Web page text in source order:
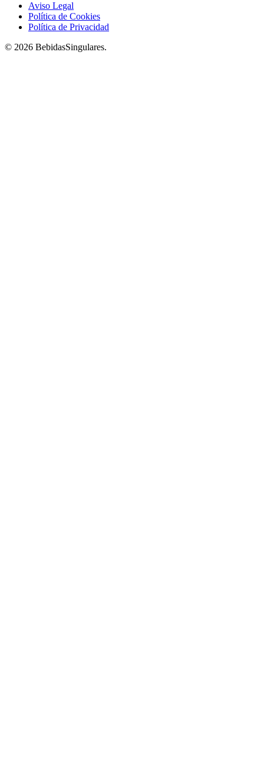
Aviso Legal
Política de Cookies
Política de Privacidad
© 2026 BebidasSingulares.